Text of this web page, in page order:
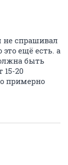
не спрашивал
ещё есть. а
быть
20
примерно